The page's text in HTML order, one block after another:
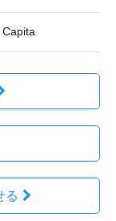
Capita
る